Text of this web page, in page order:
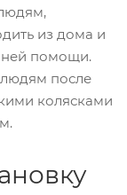
из дома и
помощи.
после
колясками